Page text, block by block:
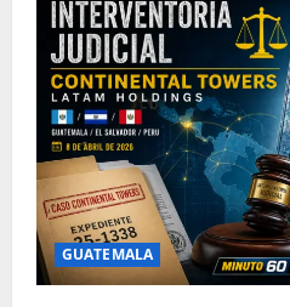
GUATEMALA